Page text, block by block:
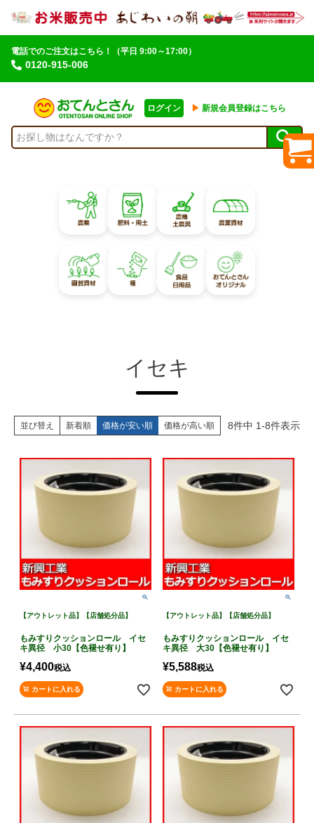
電話でのご注文はこちら！
0120-915-006
（平日 9:00～17:00）
ログイン ▶︎ 新規会員登録はこちら
イセキ
並び替え 新着順 価格が安い順 価格が高い順 8件中 1-8件表示
【アウトレット品】【店舗処分品】
もみすりクッションロール イセ
キ異径 小30【色褪せ有り】
¥4,400税込
カートに入れる
【アウトレット品】【店舗処分品】
もみすりクッションロール イセ
キ異径 大30【色褪せ有り】
¥5,588税込
カートに入れる